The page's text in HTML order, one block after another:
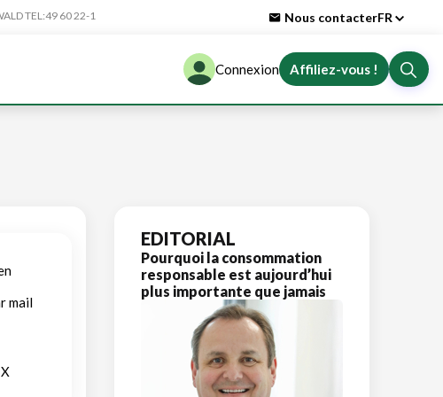
TEL:49 60 22-1 Nous contacterFR
Connexion Affiliez-vous !
mail
EDITORIAL
Pourquoi la consommation
responsable est aujourd’hui
plus importante que jamais